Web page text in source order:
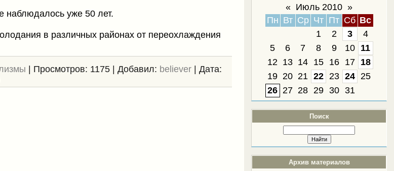
« Июль 2010 »
Пн Вт Ср Чт Пт Сб Вс
1
2 3
4
5
6 7 8 9 10
11
12 13 14 15 16 17
18
19 20 21 22 23 24 25
26 27 28 29 30 31
Поиск
Архив материалов
наблюдалось уже 50 лет.
в различных районах от переохлаждения
Просмотров: 1175 |Добавил: believer |Дата: